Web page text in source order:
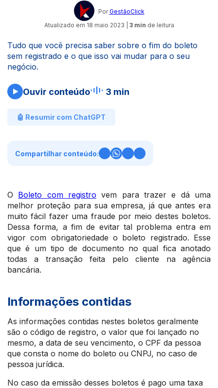
Por GestãoClick
Atualizado em 18 maio 2023 3 min de leitura
Tudo que você precisa saber sobre o fim do boleto
sem registrado e o que isso vai mudar para o seu
negócio.
Ouvir conteúdo 3 min
🤖 Resumir com ChatGPT
Compartilhar conteúdo:
O Boleto com registro vem para trazer e dá uma
melhor proteção para sua empresa, já que antes era
muito fácil fazer uma fraude por meio destes boletos.
Dessa forma, a fim de evitar tal problema entra em
vigor com obrigatoriedade o boleto registrado. Esse
que é um tipo de documento no qual fica anotado
todas a transação feita pelo cliente na agência
bancária.
Informações contidas
As informações contidas nestes boletos geralmente
são o código de registro, o valor que foi lançado no
mesmo, a data de seu vencimento, o CPF da pessoa
que consta o nome do boleto ou CNPJ, no caso de
pessoa jurídica.
No caso da emissão desses boletos é pago uma taxa